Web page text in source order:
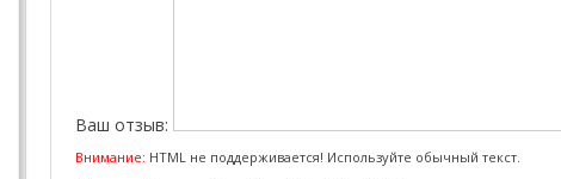
Ваш отзыв:
Внимание: HTML не поддерживается! Используйте обычный текст.